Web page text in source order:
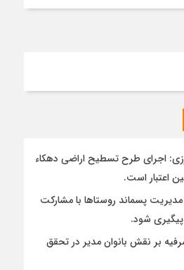
اجرای طرح تسطیح اراضی دهکاء
اعتبار است.
مدیریت پسماند روستاها با مشارکت
پیگیری شود.
بر نقش بانوان مدیر در تحقق